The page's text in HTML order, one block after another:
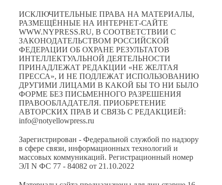
ИСКЛЮЧИТЕЛЬНЫЕ ПРАВА НА МАТЕРИАЛЫ,
РАЗМЕЩЁННЫЕ НА ИНТЕРНЕТ-САЙТЕ
WWW.NYPRESS.RU, В СООТВЕТСТВИИ С
ЗАКОНОДАТЕЛЬСТВОМ РОССИЙСКОЙ
ФЕДЕРАЦИИ ОБ ОХРАНЕ РЕЗУЛЬТАТОВ
ИНТЕЛЛЕКТУАЛЬНОЙ ДЕЯТЕЛЬНОСТИ
ПРИНАДЛЕЖАТ РЕДАКЦИИ «НЕ ЖЕЛТАЯ
ПРЕССА», И НЕ ПОДЛЕЖАТ ИСПОЛЬЗОВАНИЮ
ДРУГИМИ ЛИЦАМИ В КАКОЙ БЫ ТО НИ БЫЛО
ФОРМЕ БЕЗ ПИСЬМЕННОГО РАЗРЕШЕНИЯ
ПРАВООБЛАДАТЕЛЯ. ПРИОБРЕТЕНИЕ
АВТОРСКИХ ПРАВ И СВЯЗЬ С РЕДАКЦИЕЙ:
info@notyellowpress.ru
Зарегистрирован - Федеральной службой по надзору
в сфере связи, информационных технологий и
массовых коммуникаций. Регистрационный номер
ЭЛ N ФС 77 - 84082 от 21.10.2022